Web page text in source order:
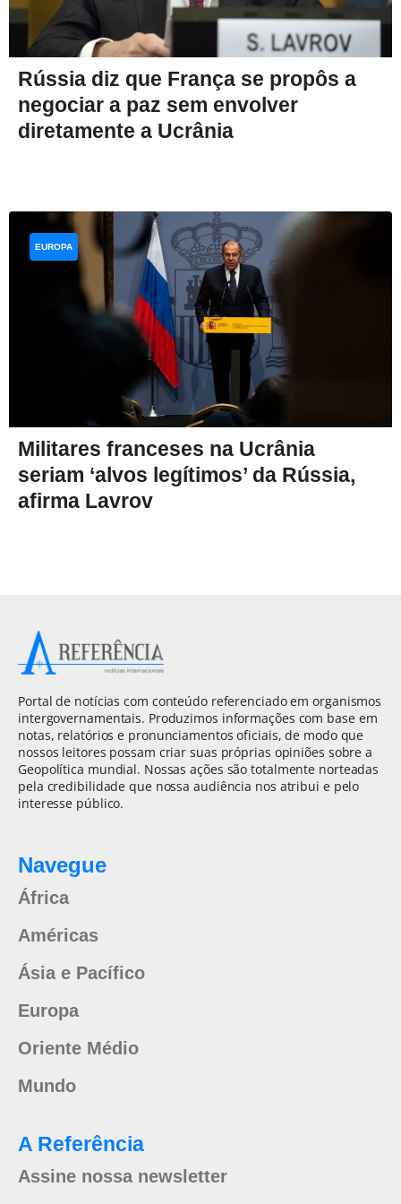
Rússia diz que França se propôs a
negociar a paz sem envolver
diretamente a Ucrânia
Militares franceses na Ucrânia
seriam ‘alvos legítimos’ da Rússia,
afirma Lavrov
EUROPA
Portal de notícias com conteúdo referenciado em organismos
intergovernamentais. Produzimos informações com base em
notas, relatórios e pronunciamentos oficiais, de modo que
nossos leitores possam criar suas próprias opiniões sobre a
Geopolítica mundial. Nossas ações são totalmente norteadas
pela credibilidade que nossa audiência nos atribui e pelo
interesse público.
Navegue
África
Américas
Ásia e Pacífico
Europa
Oriente Médio
Mundo
A Referência
Assine nossa newsletter